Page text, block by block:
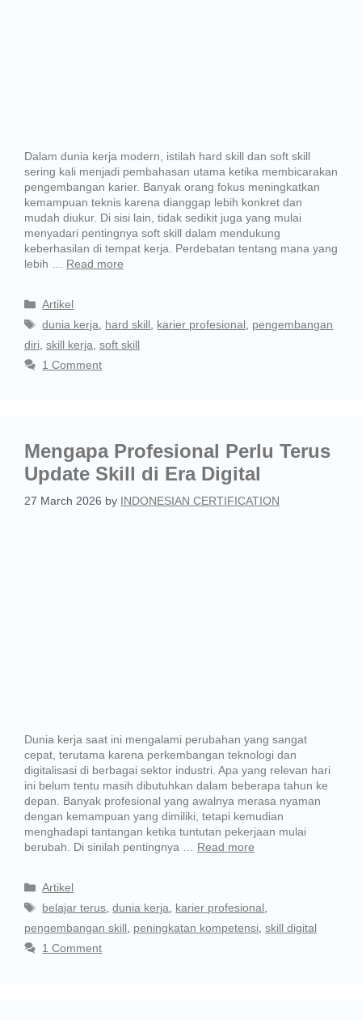
Dalam dunia kerja modern, istilah hard skill dan soft skill
sering kali menjadi pembahasan utama ketika membicarakan
pengembangan karier. Banyak orang fokus meningkatkan
kemampuan teknis karena dianggap lebih konkret dan
mudah diukur. Di sisi lain, tidak sedikit juga yang mulai
menyadari pentingnya soft skill dalam mendukung
keberhasilan di tempat kerja. Perdebatan tentang mana yang
lebih … Read more
Artikel
dunia kerja, hard skill, karier profesional, pengembangan
diri, skill kerja, soft skill
1 Comment
Mengapa Profesional Perlu Terus
Update Skill di Era Digital
27 March 2026 by INDONESIAN CERTIFICATION
Dunia kerja saat ini mengalami perubahan yang sangat
cepat, terutama karena perkembangan teknologi dan
digitalisasi di berbagai sektor industri. Apa yang relevan hari
ini belum tentu masih dibutuhkan dalam beberapa tahun ke
depan. Banyak profesional yang awalnya merasa nyaman
dengan kemampuan yang dimiliki, tetapi kemudian
menghadapi tantangan ketika tuntutan pekerjaan mulai
berubah. Di sinilah pentingnya … Read more
Artikel
belajar terus ,dunia kerja karier profesional
pengembangan skill peningkatan kompetensi skill digital
1 Comment